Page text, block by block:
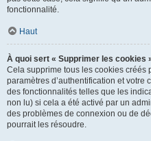
fonctionnalité.
Haut
À quoi sert « Supprimer les cookies
Cela supprime tous les cookies créés
paramètres d’authentification et votre
des fonctionnalités telles que les
non lu) si cela a été activé par un
des problèmes de connexion ou de
pourrait les résoudre.